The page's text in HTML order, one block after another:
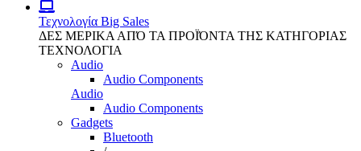
Τεχνολογία Big Sales
ΔΕΣ ΜΕΡΙΚΑ ΑΠΌ ΤΑ ΠΡΟΪΌΝΤΑ ΤΗΣ ΚΑΤΗΓΟΡΙΑΣ
ΤΕΧΝΟΛΟΓΙΑ
Audio
Audio Components
Audio
Audio Components
Gadgets
Bluetooth